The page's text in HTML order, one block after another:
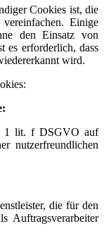
Cookies ist, die
Einige
den Einsatz von
es erforderlich, dass
wird.
1 lit. f DSGVO auf
nutzerfreundlichen
die für den
Auftragsverarbeiter